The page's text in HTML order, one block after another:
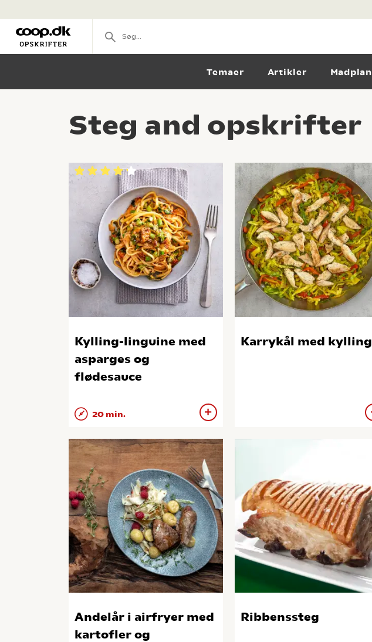
Temaer Artikler Madplan
Steg and opskrifter
Kylling-linguine med
asparges og
flødesauce
20 min.
Karrykål med kylling
Andelår i airfryer med
kartofler og
Ribbenssteg